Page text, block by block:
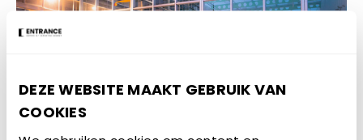
DEZE WEBSITE MAAKT GEBRUIK VAN
COOKIES